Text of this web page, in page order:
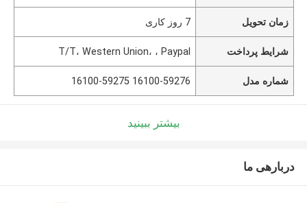
زمان تحویل 7 روز کاری
شرایط پرداخت T/T، Western Union، ، Paypal
شماره مدل 16100-59276 16100-59275
بیشتر ببینید
دربارهی ما